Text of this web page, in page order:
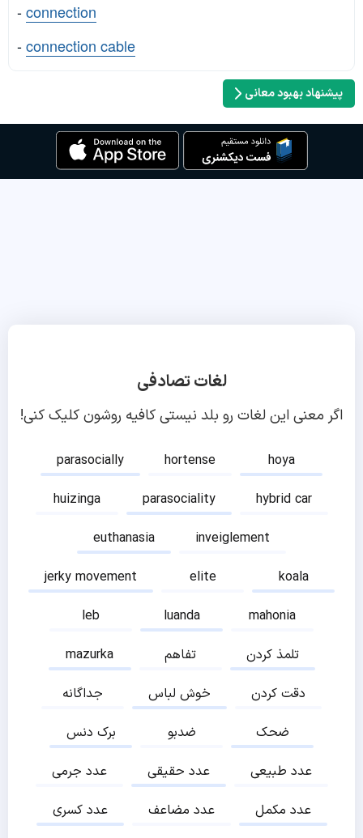
-connection
-connection cable
پیشنهاد بهبود معانی
لغات تصادفی
اگر معنی این لغات رو بلد نیستی کافیه روشون کلیک کنی!
parasocially hortense
hoya
huizinga
parasociality
hybrid car
euthanasia
inveiglement
jerky movement
elite
koala
leb
luanda
mahonia
mazurka
تفاهم
تلمذ کردن
جداگانه
خوش لباس
دقت کردن
برک دنس
ضدبو
ضحک
عدد جرمی
عدد حقیقی
عدد طبیعی
عدد کسری
عدد مضاعف
عدد مکمل